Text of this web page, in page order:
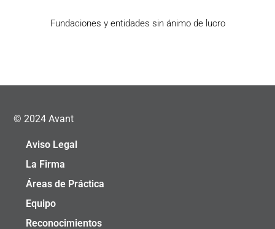
Fundaciones y entidades sin ánimo de lucro
© 2024 Avant
Aviso Legal
La Firma
Áreas de Práctica
Equipo
Reconocimientos